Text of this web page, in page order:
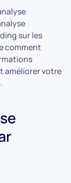
sur les
comment
améliorer votre